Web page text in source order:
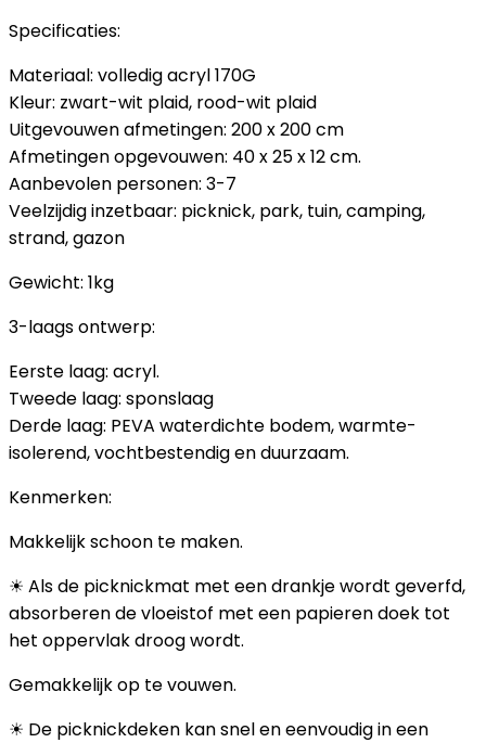
Specificaties:
Materiaal: volledig acryl 170G
Kleur: zwart-wit plaid, rood-wit plaid
Uitgevouwen afmetingen: 200 x 200 cm
Afmetingen opgevouwen: 40 x 25 x 12 cm.
Aanbevolen personen: 3-7
Veelzijdig inzetbaar: picknick, park, tuin, camping,
strand, gazon
Gewicht: 1kg
3-laags ontwerp:
Eerste laag: acryl.
Tweede laag: sponslaag
Derde laag: PEVA waterdichte bodem, warmte-
isolerend, vochtbestendig en duurzaam.
Kenmerken:
Makkelijk schoon te maken.
☀ Als de picknickmat met een drankje wordt geverfd,
absorberen de vloeistof met een papieren doek tot
het oppervlak droog wordt.
Gemakkelijk op te vouwen.
☀ De picknickdeken kan snel en eenvoudig in een